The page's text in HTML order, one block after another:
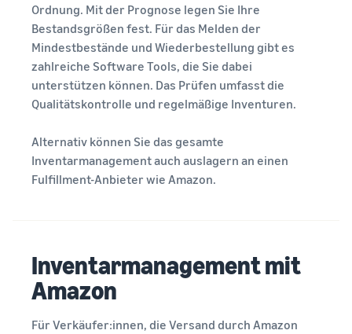
Ordnung. Mit der Prognose legen Sie Ihre
Bestandsgrößen fest. Für das Melden der
Mindestbestände und Wiederbestellung gibt es
zahlreiche Software Tools, die Sie dabei
unterstützen können. Das Prüfen umfasst die
Qualitätskontrolle und regelmäßige Inventuren.
Alternativ können Sie das gesamte
Inventarmanagement auch auslagern an einen
Fulfillment-Anbieter wie Amazon.
Inventarmanagement mit
Amazon
Für Verkäufer:innen, die Versand durch Amazon